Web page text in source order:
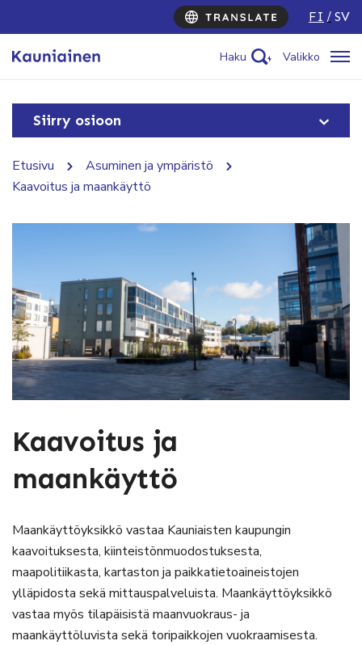
FI SV
Haku Valikko
Siirry osioon
Etusivu
Asuminen ja ympäristö
Kaavoitus ja maankäyttö
Kaavoitus ja
maankäyttö
Maankäyttöyksikkö vastaa Kauniaisten kaupungin
kaavoituksesta, kiinteistönmuodostuksesta,
maapolitiikasta, kartaston ja paikkatietoaineistojen
ylläpidosta sekä mittauspalveluista. Maankäyttöyksikkö
vastaa myös tilapäisistä maanvuokraus- ja
maankäyttöluvista sekä toripaikkojen vuokraamisesta.